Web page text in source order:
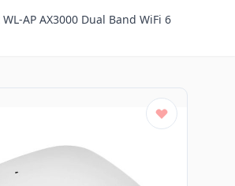
AP AX3000 Dual Band WiFi 6